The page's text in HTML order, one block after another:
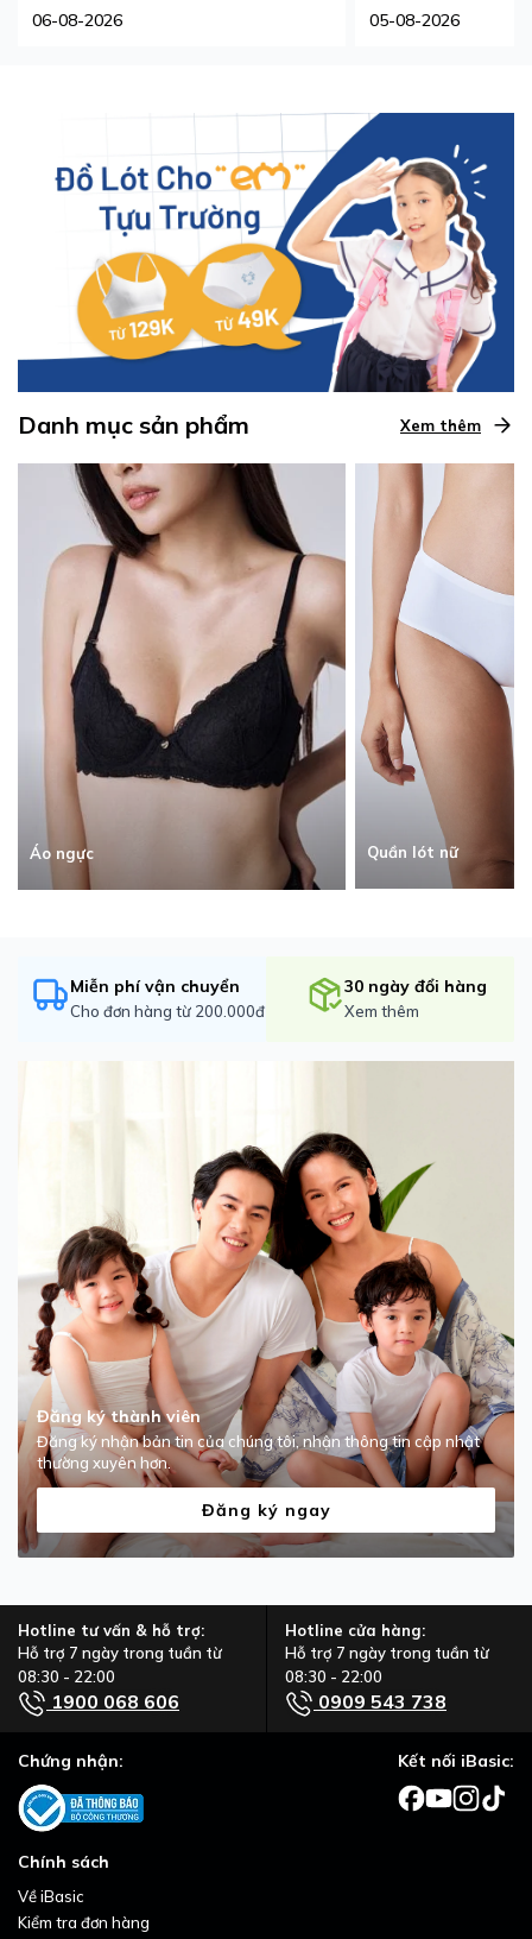
06-08-2026
05-08-2026
Danh mục sản phẩm Xem thêm
Áo ngực Quần lót nữ
Miễn phí vận chuyển
Cho đơn hàng từ 200.000đ
30 ngày đổi hàng
Xem thêm
Đăng ký thành viên
Đăng ký nhận bản tin của chúng tôi, nhận thông tin cập nhật
thường xuyên hơn.
Đăng ký ngay
Hotline tư vấn & hỗ trợ:
Hỗ trợ 7 ngày trong tuần từ
08:30 - 22:00
1900 068 606
Hotline cửa hàng:
Hỗ trợ 7 ngày trong tuần từ
08:30 - 22:00
0909 543 738
Chính sách
Về iBasic
Kiểm tra đơn hàng
Chứng nhận: Kết nối iBasic: